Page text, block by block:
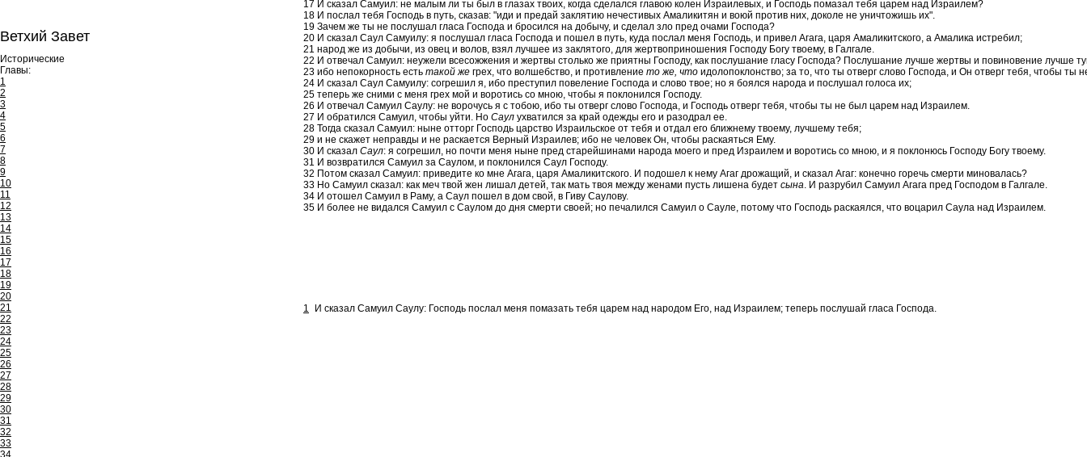
Ветхий Завет
Исторические
Главы:
1
2
3
4
5
6
7
8
9
10
11
12
13
14
15
16
17
18
19
20
21
22
23
24
25
26
27
28
29
30
31
32
33
34
17 И сказал Самуил: не малым ли ты был в глазах твоих, когда сделался главою колен Израилевых, и Господь помазал тебя царем над Израилем?
18 И послал тебя Господь в путь, сказав: "иди и предай заклятию нечестивых Амаликитян и воюй против них, доколе не уничтожишь их".
19 Зачем же ты не послушал гласа Господа и бросился на добычу, и сделал зло пред очами Господа?
20 И сказал Саул Самуилу: я послушал гласа Господа и пошел в путь, куда послал меня Господь, и привел Агага, царя Амаликитского, а Амалика истребил;
21 народ же из добычи, из овец и волов, взял лучшее из заклятого, для жертвоприношения Господу Богу твоему, в Галгале.
22 И отвечал Самуил: неужели всесожжения и жертвы столько же приятны Господу, как послушание гласу Господа? Послушание лучше жертвы и повиновение лучше
23 ибо непокорность есть такой же грех, что волшебство, и противление то же, что идолопоклонство; за то, что ты отверг слово Господа, и Он отверг тебя, чтобы ты
24 И сказал Саул Самуилу: согрешил я, ибо преступил повеление Господа и слово твое; но я боялся народа и послушал голоса их;
25 теперь же сними с меня грех мой и воротись со мною, чтобы я поклонился Господу.
26 И отвечал Самуил Саулу: не ворочусь я с тобою, ибо ты отверг слово Господа, и Господь отверг тебя, чтобы ты не был царем над Израилем.
27 И обратился Самуил, чтобы уйти. Но Саул ухватился за край одежды его и разодрал ее.
28 Тогда сказал Самуил: ныне отторг Господь царство Израильское от тебя и отдал его ближнему твоему, лучшему тебя;
29 и не скажет неправды и не раскается Верный Израилев; ибо не человек Он, чтобы раскаяться Ему.
30 И сказал Саул: я согрешил, но почти меня ныне пред старейшинами народа моего и пред Израилем и воротись со мною, и я поклонюсь Господу Богу твоему.
31 И возвратился Самуил за Саулом, и поклонился Саул Господу.
32 Потом сказал Самуил: приведите ко мне Агага, царя Амаликитского. И подошел к нему Агаг дрожащий, и сказал Агаг: конечно горечь смерти миновалась?
33 Но Самуил сказал: как меч твой жен лишал детей, так мать твоя между женами пусть лишена будет сына. И разрубил Самуил Агага пред Господом в Галгале.
34 И отошел Самуил в Раму, а Саул пошел в дом свой, в Гиву Саулову.
35 И более не видался Самуил с Саулом до дня смерти своей; но печалился Самуил о Сауле, потому что Господь раскаялся, что воцарил Саула над Израилем.
1 И сказал Самуил Саулу: Господь послал меня помазать тебя царем над народом Его, над Израилем; теперь послушай гласа Господа.